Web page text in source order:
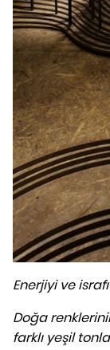
Enerjiyi ve
Doğa
farklı yeşil